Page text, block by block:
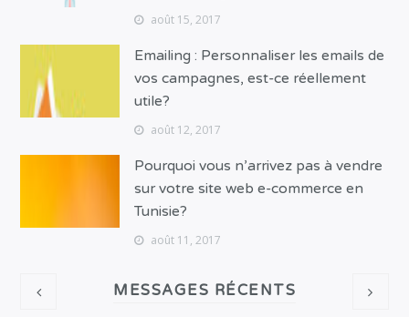
août 15, 2017
Emailing : Personnaliser les emails de
vos campagnes, est-ce réellement
utile?
août 12, 2017
Pourquoi vous n’arrivez pas à vendre
sur votre site web e-commerce en
Tunisie?
août 11, 2017
MESSAGES RÉCENTS